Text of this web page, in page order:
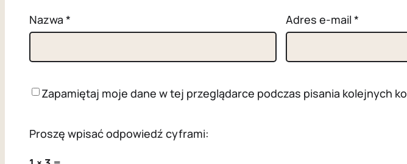
Nazwa * Adres e-mail *
Zapamiętaj moje dane w tej przeglądarce podczas pisania kolejnych
Proszę wpisać odpowiedź cyframi: